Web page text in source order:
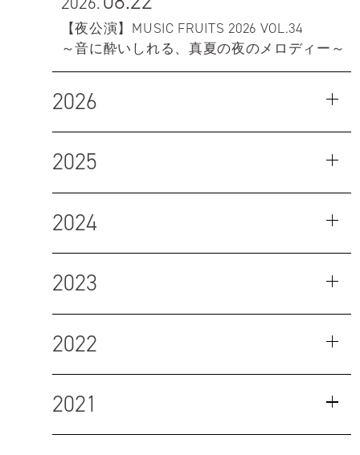
【夜公演】MUSIC FRUITS 2026 VOL.34
～音に酔いしれる、真夏の夜のメロディー～
2026
2025
2024
2023
2022
2021